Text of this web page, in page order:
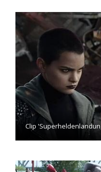
Clip